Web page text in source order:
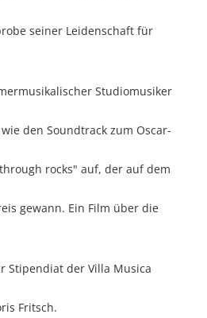
seiner Leidenschaft für
Studiomusiker
den Soundtrack zum Oscar-
rocks" auf, der auf dem
gewann. Ein Film über die
Stipendiat der Villa Musica
Fritsch.